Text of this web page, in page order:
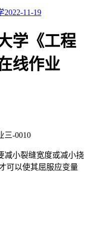
2022-11-19
学《工程
线作业
三-0010
减小裂缝宽度或减小挠
可以使其屈服应变量